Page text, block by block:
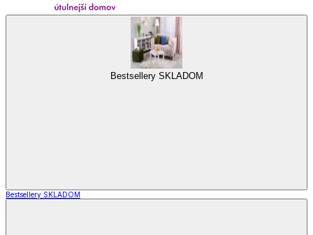
Bestsellery SKLADOM
Bestsellery SKLADOM